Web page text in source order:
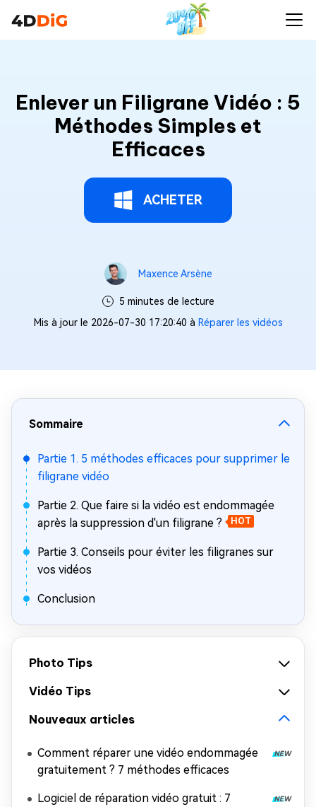
Enlever un Filigrane Vidéo : 5
Méthodes Simples et
Efficaces
ACHETER
Maxence Arsène
5 minutes de lecture
Mis à jour le 2026-07-30 17:20:40 à Réparer les vidéos
Sommaire
Partie 1. 5 méthodes efficaces pour supprimer le
filigrane vidéo
Partie 2. Que faire si la vidéo est endommagée
après la suppression d'un filigrane ?
HOT
Partie 3. Conseils pour éviter les filigranes sur
vos vidéos
Conclusion
Photo Tips
Vidéo Tips
Nouveaux articles
Comment réparer une vidéo endommagée
gratuitement ? 7 méthodes efficaces
Logiciel de réparation vidéo gratuit : 7